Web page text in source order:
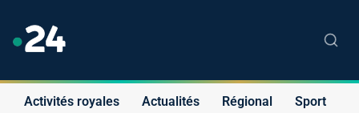
Activités royales Actualités Régional Sport